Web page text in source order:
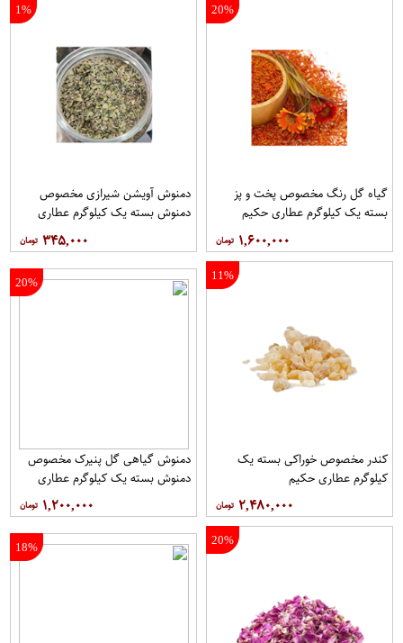
20%
گیاه گل رنگ مخصوص پخت و پز
بسته یک کیلوگرم عطاری حکیم
۱,۶۰۰,۰۰۰
1%
دمنوش آویشن شیرازی مخصوص
دمنوش بسته یک کیلوگرم عطاری
۳۴۵,۰۰۰
11%
کندر مخصوص خوراکی بسته یک
کیلوگرم عطاری حکیم
۲,۴۸۰,۰۰۰
20%
دمنوش گیاهی گل پنیرک مخصوص
دمنوش بسته یک کیلوگرم عطاری
۱,۲۰۰,۰۰۰
20%
18%